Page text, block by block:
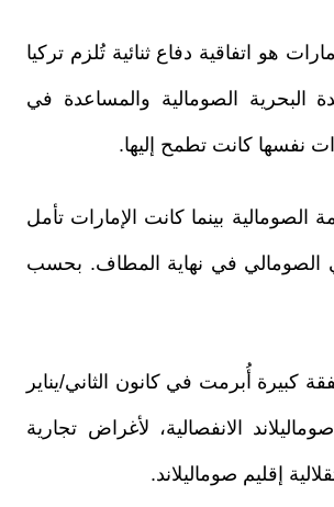
هو اتفاقية دفاع ثنائية تُلزم تركيا
البحرية الصومالية والمساعدة في
نفسها كانت تطمح إليها.
بينما كانت الإمارات تأمل
الصومالي في نهاية المطاف. بحسب
كبيرة أُبرمت في كانون الثاني/يناير
الانفصالية، لأغراض تجارية
إقليم صوماليلاند.